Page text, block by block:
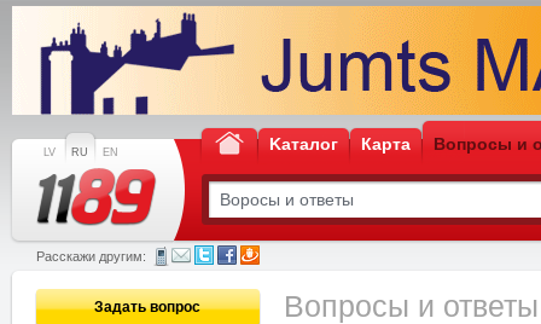
LV RU EN Kаталог Карта Вопросы и
Расскажи другим:
Задать вопрос Вопросы и